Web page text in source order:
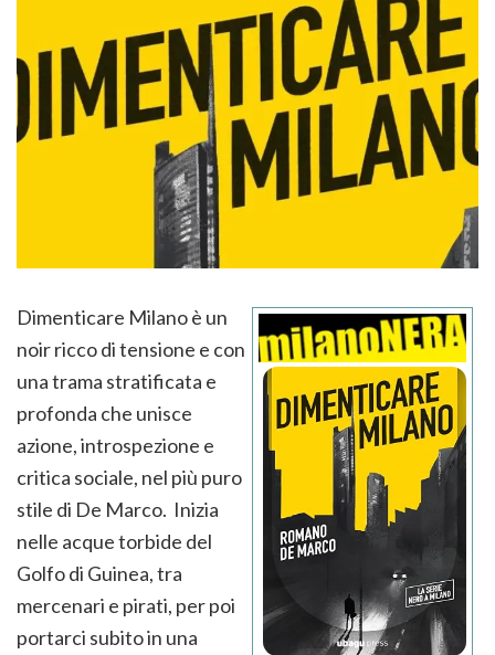
Dimenticare Milano è un
noir ricco di tensione e con
una trama stratificata e
profonda che unisce
azione, introspezione e
critica sociale, nel più puro
stile di De Marco. Inizia
nelle acque torbide del
Golfo di Guinea, tra
mercenari e pirati, per poi
portarci subito in una